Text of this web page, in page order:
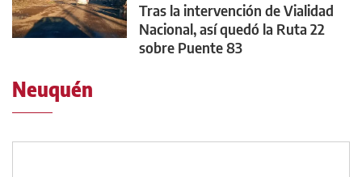
Tras la intervención de Vialidad
Nacional, así quedó la Ruta 22
sobre Puente 83
Neuquén